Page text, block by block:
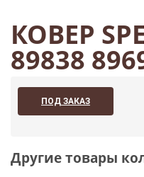
КОВЕР
89838
ПОД ЗАКАЗ
Другие товары